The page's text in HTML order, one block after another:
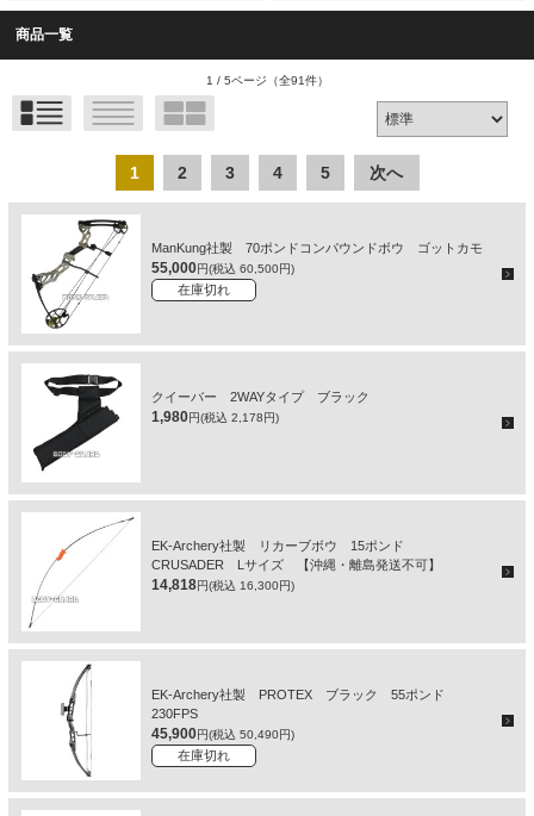
商品一覧
1 / 5ページ （全91件）
1 2 3 4 5 次へ
ManKung社製 70ポンドコンパウンドボウ ゴットカモ
55,000円(税込 60,500円)
在庫切れ
クイーバー 2WAYタイプ ブラック
1,980円(税込 2,178円)
EK-Archery社製 リカーブボウ 15ポンド
CRUSADER Lサイズ 【沖縄・離島発送不可】
14,818円(税込 16,300円)
EK-Archery社製 PROTEX ブラック 55ポンド
230FPS
45,900円(税込 50,490円)
在庫切れ